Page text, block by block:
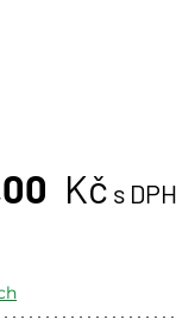
Kč s DPH